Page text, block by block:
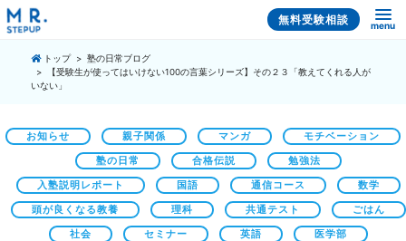
無料受験相談 menu
トップ
塾の日常ブログ
【受験生が使ってはいけない100の言葉シリーズ】その２３「教えてくれる人が
いない」
お知らせ 親子関係 マンガ モチベーション
塾の日常 合格伝説 勉強法
入塾説明レポート 国語 通信コース 数学
頭が良くなる教養 理科 共通テスト ごはん
社会 セミナー 英語 医学部